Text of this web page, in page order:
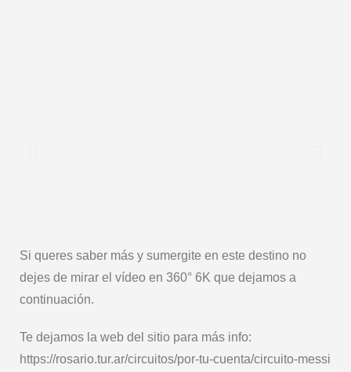
Si queres saber más y sumergite en este destino no
dejes de mirar el vídeo en 360° 6K que dejamos a
continuación.
Te dejamos la web del sitio para más info:
https://rosario.tur.ar/circuitos/por-tu-cuenta/circuito-messi